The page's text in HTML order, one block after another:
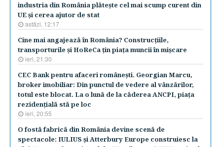
industria din România plăteşte cel mai scump curent din
UE şi cerea ajutor de stat
astăzi, 12:17
Cine mai angajează în România? Construcţiile,
transporturile şi HoReCa ţin piaţa muncii în mişcare
ieri, 21:30
CEC Bank pentru afaceri româneşti. Georgian Marcu,
broker imobiliar: Din punctul de vedere al vânzărilor,
totul este blocat. La o lună de la căderea ANCPI, piaţa
rezidenţială stă pe loc
ieri, 20:55
O fostă fabrică din România devine scenă de
spectacole: IULIUS şi Atterbury Europe construiesc la